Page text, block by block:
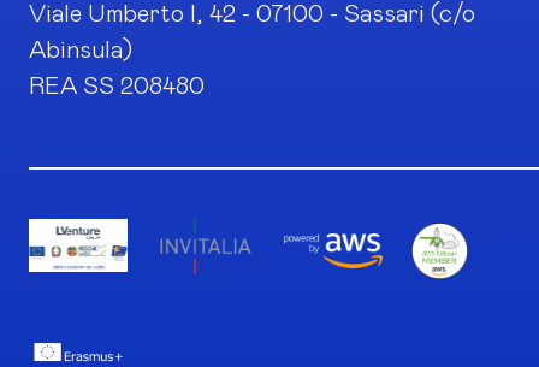
Viale Umberto I, 42 - 07100 - Sassari (c/o
Abinsula)
REA SS 208480